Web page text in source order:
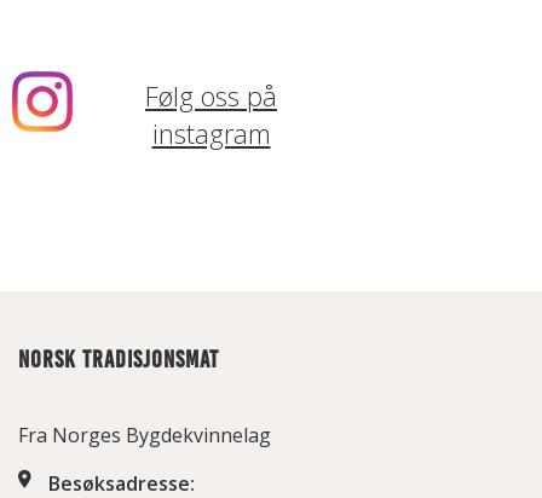
Følg oss på
instagram
NORSK TRADISJONSMAT
Fra Norges Bygdekvinnelag
Besøksadresse: